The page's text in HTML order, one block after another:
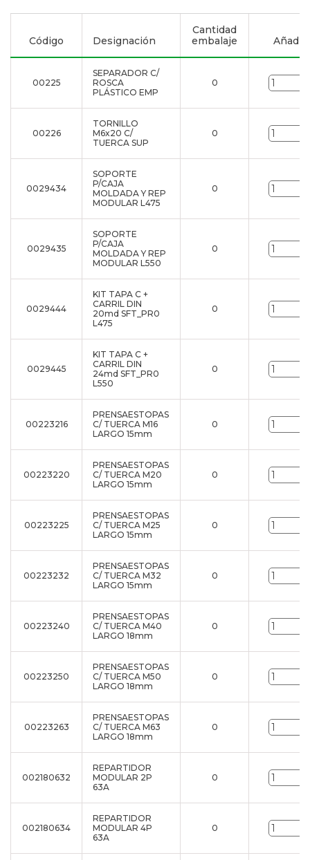
Código Designación
Cantidad
embalaje
Añadir
00225
SEPARADOR C/
ROSCA
PLÁSTICO EMP
0
00226
TORNILLO
M6x20 C/
TUERCA SUP
0
0029434
SOPORTE
P/CAJA
MOLDADA Y REP
MODULAR L475
0
0029435
SOPORTE
P/CAJA
MOLDADA Y REP
MODULAR L550
0
0029444
KIT TAPA C +
CARRIL DIN
20md SFT_PR0
L475
0
0029445
KIT TAPA C +
CARRIL DIN
24md SFT_PR0
L550
0
00223216
PRENSAESTOPAS
C/ TUERCA M16
LARGO 15mm
0
00223220
PRENSAESTOPAS
C/ TUERCA M20
LARGO 15mm
0
00223225
PRENSAESTOPAS
C/ TUERCA M25
LARGO 15mm
0
00223232
PRENSAESTOPAS
C/ TUERCA M32
LARGO 15mm
0
00223240
PRENSAESTOPAS
C/ TUERCA M40
LARGO 18mm
0
00223250
PRENSAESTOPAS
C/ TUERCA M50
LARGO 18mm
0
00223263
PRENSAESTOPAS
C/ TUERCA M63
LARGO 18mm
0
002180632
REPARTIDOR
MODULAR 2P
63A
0
002180634
REPARTIDOR
MODULAR 4P
63A
0